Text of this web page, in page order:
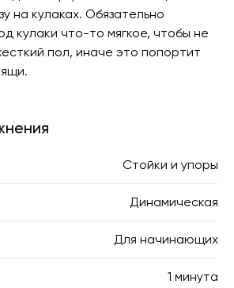
на кулаках. Обязательно
кулаки что-то мягкое, чтобы не
пол, иначе это попортит
Стойки и упоры
Динамическая
Для начинающих
1 минута